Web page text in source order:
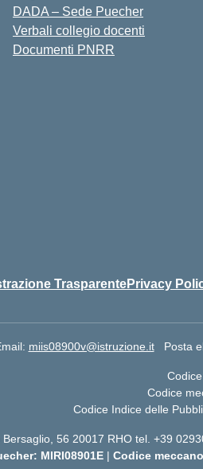
DADA – Sede Puecher
Verbali collegio docenti
Documenti PNRR
TrasparentePrivacy
miis08900v@istruzione.it Posta
Codice
Codice Indice delle
Bersaglio, 56 20017 RHO tel. +39
MIRI08901E | Codice